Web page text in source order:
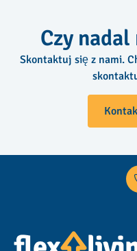
Czy
Skontaktuj się z nami.